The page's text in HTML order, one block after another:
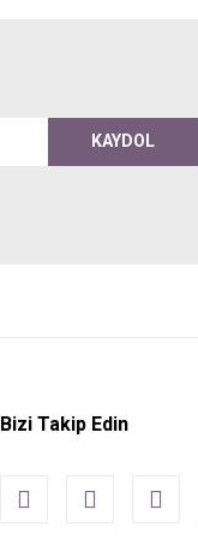
KAYDOL
Bizi Takip Edin